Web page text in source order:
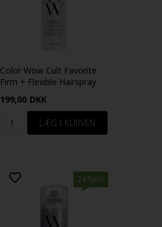
Color Wow Cult Favorite
Firm + Flexible Hairspray
199,00 DKK
247pris